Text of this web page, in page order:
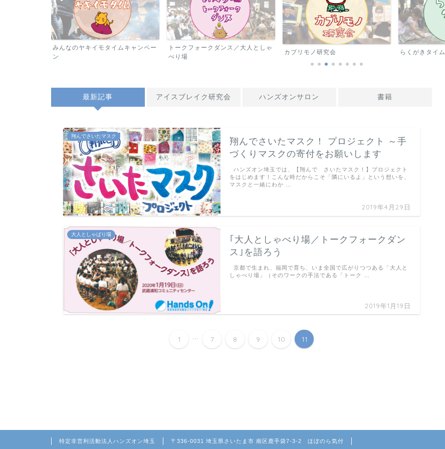
みんなのヤキイモタイムキャンペー
ン
トークフォークダンス／大人としゃ
べり場
カブリモノ研究会 らくがきタイム
最新記事 アイスブレイク研究会 ハンズオンサロン 書籍
翔んでさいたマスク
翔んでさいたマスク！ プロジェクト ～手
づくりマスクの寄付をお願いします
2019年4月29日
ハンズオン埼玉では、【翔んで さいたマスク！】プロジェクト
をはじめます！こんな時だからこそ「隣にいるよ」という想いを、
マスクと一緒にわか …
大人としゃばり場
｢大人としゃべり場／トークフォークダン
ス｣を語ろう
2019年1月19日
京都で生まれ、福岡で育ち、いま全国で広がりつつある「大人と
しゃべり場」（そのワークの手法である「トーク …
1 ... 7 8 9 10 11
特定非営利活動法人ハンズオン埼玉 〒336-0031 埼玉県さいたま市 南区鹿手袋7-3-2 ほぼのら気付